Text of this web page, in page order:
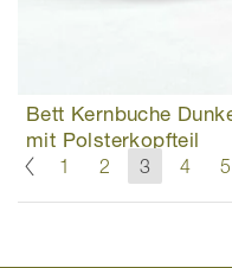
Bett Kernbuche
mit Polsterkopfteil
SeiteSeite
Zurück
Seite
1 Seite
2
Sie
lesen
gerade
3 Seite
4 5